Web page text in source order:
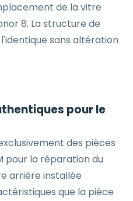
de la vitre
8. La structure de
sans altération
pour le
des pièces
pour la réparation du
arrière installée
que la pièce